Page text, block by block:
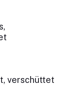
verschüttet